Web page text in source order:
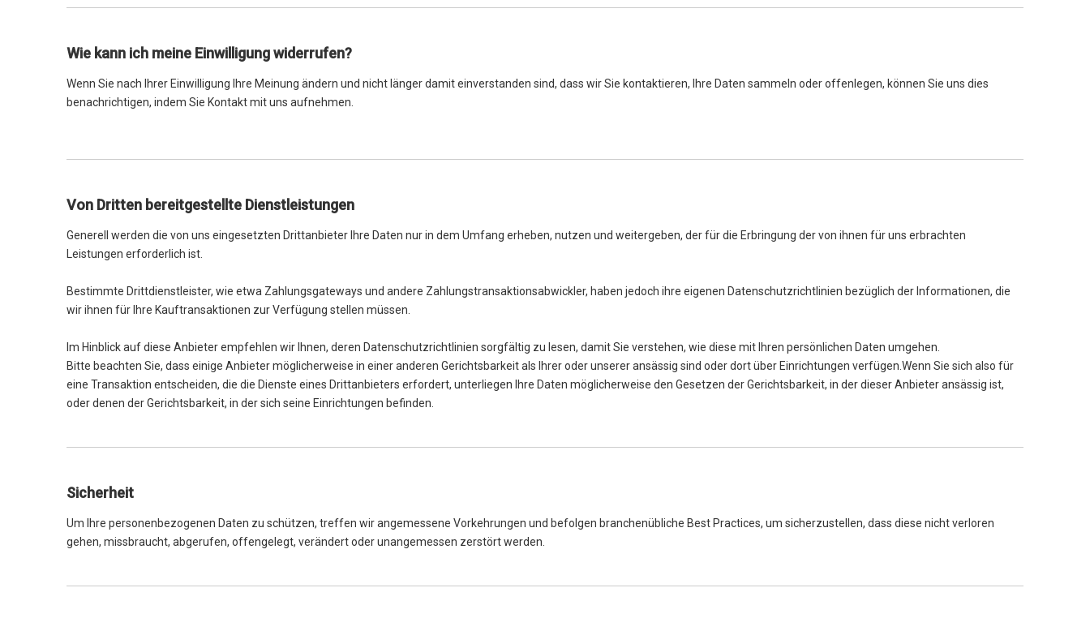
Wie kann ich meine Einwilligung widerrufen?
Wenn Sie nach Ihrer Einwilligung Ihre Meinung ändern und nicht länger damit einverstanden sind, dass wir Sie kontaktieren, Ihre Daten sammeln oder offenlegen, können Sie uns dies
benachrichtigen, indem Sie Kontakt mit uns aufnehmen.
Von Dritten bereitgestellte Dienstleistungen
Generell werden die von uns eingesetzten Drittanbieter Ihre Daten nur in dem Umfang erheben, nutzen und weitergeben, der für die Erbringung der von ihnen für uns erbrachten
Leistungen erforderlich ist.
Bestimmte Drittdienstleister, wie etwa Zahlungsgateways und andere Zahlungstransaktionsabwickler, haben jedoch ihre eigenen Datenschutzrichtlinien bezüglich der Informationen, die
wir ihnen für Ihre Kauftransaktionen zur Verfügung stellen müssen.
Im Hinblick auf diese Anbieter empfehlen wir Ihnen, deren Datenschutzrichtlinien sorgfältig zu lesen, damit Sie verstehen, wie diese mit Ihren persönlichen Daten umgehen.
Bitte beachten Sie, dass einige Anbieter möglicherweise in einer anderen Gerichtsbarkeit als Ihrer oder unserer ansässig sind oder dort über Einrichtungen verfügen.Wenn Sie sich also für
eine Transaktion entscheiden, die die Dienste eines Drittanbieters erfordert, unterliegen Ihre Daten möglicherweise den Gesetzen der Gerichtsbarkeit, in der dieser Anbieter ansässig ist,
oder denen der Gerichtsbarkeit, in der sich seine Einrichtungen befinden.
Sicherheit
Um Ihre personenbezogenen Daten zu schützen, treffen wir angemessene Vorkehrungen und befolgen branchenübliche Best Practices, um sicherzustellen, dass diese nicht verloren
gehen, missbraucht, abgerufen, offengelegt, verändert oder unangemessen zerstört werden.